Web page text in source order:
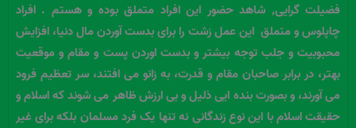
فضیلت گرایی, شاهد حضور این افراد متملق بوده و هستم . افراد
چاپلوس و متملق این عمل زشت را برای بدست آوردنمال دنيا،افزایش
محبوبیت و جلب توجه بیشتر و بدست اوردن پست و مقام و موقعیت
بهتر، در برابر صاحبان مقام و قدرت، به زانو مى ‏افتند، سر تعظيم فرود
مى ‏آورند، و بصورت بنده ايى ذليل و بى ارزش ظاهر مى ‏شوند که اسلام و
حقیقت اسلام با این نوع زندگانی نه تنها یک فرد مسلمان بلکه برای غیر